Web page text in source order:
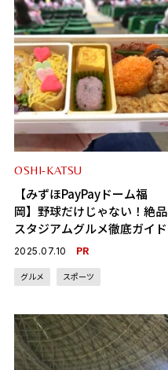
OSHI-KATSU
【みずほPayPayドーム福
岡】野球だけじゃない！絶品
スタジアムグルメ徹底ガイド
2025.07.10 PR
グルメ スポーツ